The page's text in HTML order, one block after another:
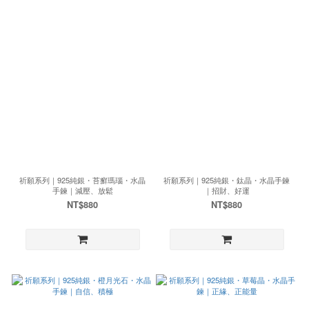
祈願系列｜925純銀・苔癬瑪瑙・水晶
手鍊｜減壓、放鬆
NT$880
祈願系列｜925純銀・鈦晶・水晶手鍊
｜招財、好運
NT$880